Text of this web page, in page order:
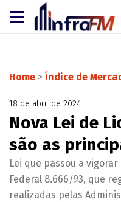
Home > Índice de
18 de abril de 2024
Nova Lei de
são as
Lei que passou a
Federal 8.666/93, que
realizadas pelas